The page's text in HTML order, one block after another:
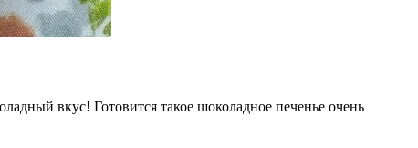
вкус! Готовится такое шоколадное печенье очень